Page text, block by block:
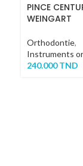
PINCE
WEINGART
Orthodontie,
Instruments
240.000TND